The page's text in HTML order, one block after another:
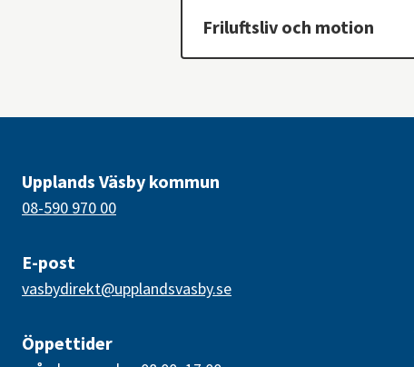
Friluftsliv och motion
Upplands Väsby kommun
08-590 970 00
E-post
vasbydirekt@upplandsvasby.se
Öppettider